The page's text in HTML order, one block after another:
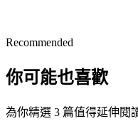
Recommended
你可能也喜歡
為你精選 3 篇值得延伸閱